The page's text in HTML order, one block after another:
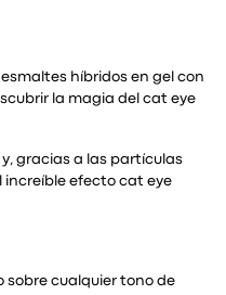
híbridos en gel con
la magia del cat eye
gracias a las partículas
increíble efecto cat eye
sobre cualquier tono de